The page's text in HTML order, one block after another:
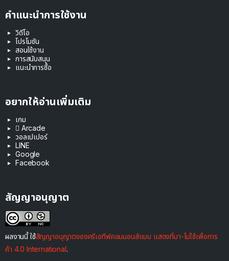
คำแนะนำการใช้งาน
วิดีโอ
โปรโมชัน
สอนใช้งาน
การสนับสนุน
แนะนำการซื้อ
อยากให้อ่านเพิ่มเติม
เกม
 Arcade
วอลเปเปอร์
LINE
Google
Facebook
สัญญาอนุญาต
ผลงานนี้ ใช้สัญญาอนุญาตของครีเอทีฟคอมมอนส์แบบ แสดงที่มา-ไม่ใช้เพื่อการ
ค้า 4.0 International.